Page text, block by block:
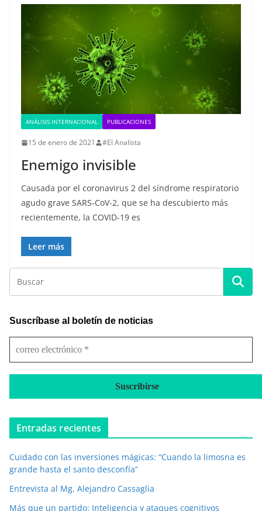
ANÁLISIS INTERNACIONAL PUBLICACIONES
15 de enero de 2021 #El Analista
Enemigo invisible
Causada por el coronavirus 2 del síndrome respiratorio
agudo grave SARS-CoV-2, que se ha descubierto más
recientemente, la COVID-19 es
Leer más
Suscríbase al boletín de noticias
c
t
Entradas recientes
Cuidado con las inversiones mágicas: “Cuando la limosna es
grande hasta el santo desconfía’’
Entrevista al Mg. Alejandro Cassaglia
Más que un partido: Inteligencia y ataques cognitivos